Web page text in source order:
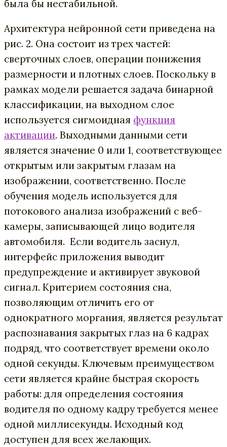
была бы нестабильной.
Архитектура нейронной сети приведена на
рис. 2. Она состоит из трех частей:
сверточных слоев, операции понижения
размерности и плотных слоев. Поскольку в
рамках модели решается задача бинарной
классификации, на выходном слое
используется сигмоидная функция
активации. Выходными данными сети
является значение 0 или 1, соответствующее
открытым или закрытым глазам на
изображении, соответственно. После
обучения модель используется для
потокового анализа изображений с веб-
камеры, записывающей лицо водителя
автомобиля. Если водитель заснул,
интерфейс приложения выводит
предупреждение и активирует звуковой
сигнал. Критерием состояния сна,
позволяющим отличить его от
однократного моргания, является результат
распознавания закрытых глаз на 6 кадрах
подряд, что соответствует времени около
одной секунды. Ключевым преимуществом
сети является крайне быстрая скорость
работы: для определения состояния
водителя по одному кадру требуется менее
одной миллисекунды. Исходный код
доступен для всех желающих.